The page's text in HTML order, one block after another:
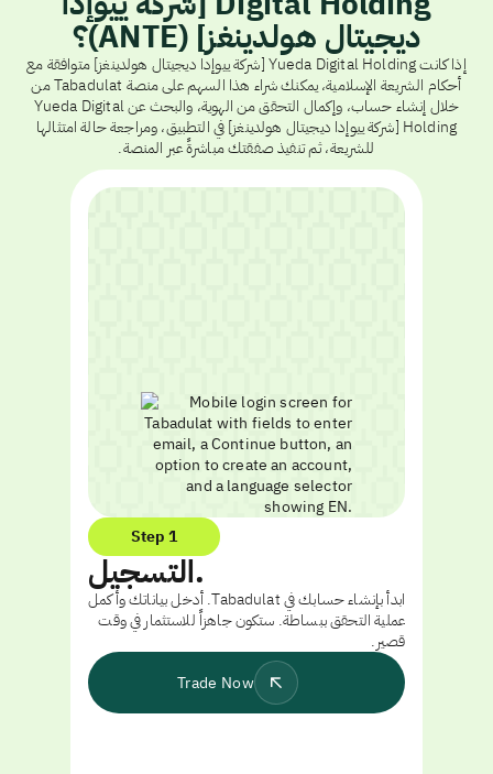
ديجيتال هولدينغز] (ANTE)؟
إذا كانت Yueda Digital Holding [شركة ييوإدا ديجيتال هولدينغز] متوافقة مع
أحكام الشريعة الإسلامية، يمكنك شراء هذا السهم على منصة Tabadulat من
خلال إنشاء حساب، وإكمال التحقق من الهوية، والبحث عن Yueda Digital
Holding [شركة ييوإدا ديجيتال هولدينغز] في التطبيق، ومراجعة حالة امتثالها
للشريعة، ثم تنفيذ صفقتك مباشرةً عبر المنصة.
Step 1
التسجيل.
ابدأ بإنشاء حسابك في Tabadulat. أدخل بياناتك وأكمل
عملية التحقق ببساطة. ستكون جاهزاً للاستثمار في وقت
قصير.
Trade Now